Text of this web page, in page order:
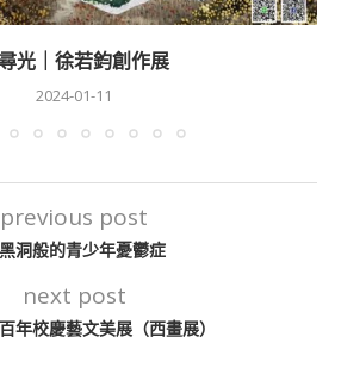
尋光｜徐若鈞創作展
2024-01-11
previous post
洞般的青少年憂鬱症
next post
年校慶藝文美展（西畫展）